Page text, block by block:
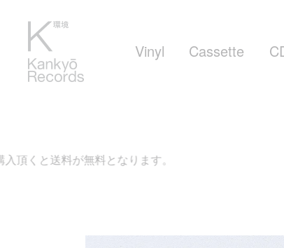
Vinyl Cassette
となります。